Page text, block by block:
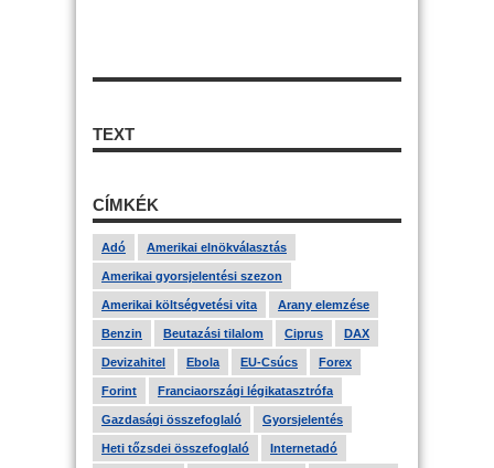
TEXT
CÍMKÉK
Adó Amerikai elnökválasztás
Amerikai gyorsjelentési szezon
Amerikai költségvetési vita Arany elemzése
Benzin Beutazási tilalom Ciprus DAX
Devizahitel Ebola EU-Csúcs Forex
Forint Franciaországi légikatasztrófa
Gazdasági összefoglaló Gyorsjelentés
Heti tőzsdei összefoglaló Internetadó